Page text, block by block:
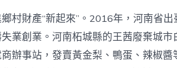
村財產“新起來”。2016年，河南省
業創業。河南柘城縣的王茜廢棄城
辦事站，發賣黃金梨、鴨蛋、辣椒